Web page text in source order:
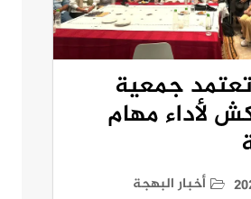
جمعية
لأداء مهام
أخبار البهجة